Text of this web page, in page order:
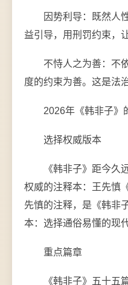
因势利导：既然人
益引导，用刑罚约束，
不恃人之为善：不
度的约束为善。这是法
2026年《韩非子》
选择权威版本
《韩非子》距今久
权威的注释本：王先慎
先慎的注释，是《韩非
本：选择通俗易懂的现
重点篇章
《韩非子》五十五